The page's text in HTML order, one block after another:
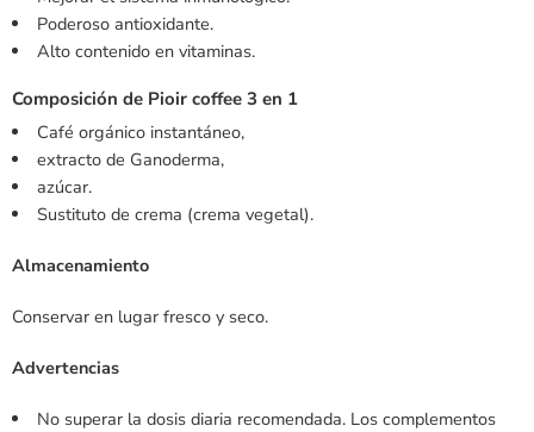
Poderoso antioxidante.
Alto contenido en vitaminas.
Composición de Pioir coffee 3 en 1
Café orgánico instantáneo,
extracto de Ganoderma,
azúcar.
Sustituto de crema (crema vegetal).
Almacenamiento
Conservar en lugar fresco y seco.
Advertencias
No superar la dosis diaria recomendada. Los complementos